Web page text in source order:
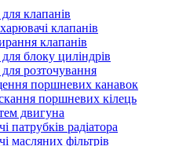
клапанів
клапанів
клапанів
блоку циліндрів
розточування
поршневих канавок
поршневих кілець
двигуна
патрубків радіатора
масляних фільтрів